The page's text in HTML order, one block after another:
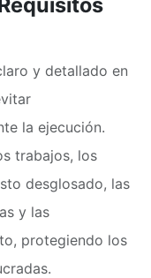
y detallado en
la ejecución.
trabajos, los
desglosado, las
y las
protegiendo los